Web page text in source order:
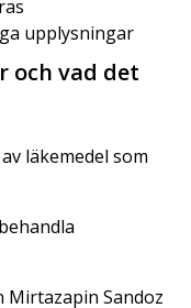
upplysningar
och vad det
läkemedel som
Mirtazapin Sandoz